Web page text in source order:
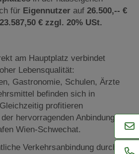
für Eigennutzer auf 26.500,-- €
23.587,50 € zzgl. 20% USt.
am Hauptplatz verbindet
Lebensqualität:
Gastronomie, Schulen, Ärzte
befinden sich in
profitieren
hervorragenden Anbindung an
Wien-Schwechat.
Verkehrsanbindung durch